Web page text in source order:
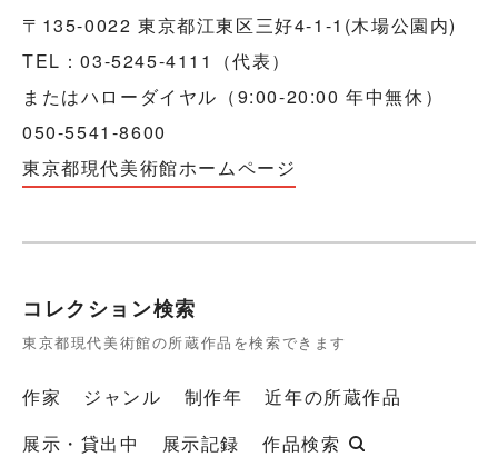
〒135-0022 東京都江東区三好4-1-1(木場公園内)
TEL：03-5245-4111（代表）
またはハローダイヤル（9:00-20:00 年中無休）
050-5541-8600
東京都現代美術館ホームページ
コレクション検索
東京都現代美術館の所蔵作品を検索できます
作家 ジャンル 制作年
近年の所蔵作品
展示・貸出中
展示記録 作品検索